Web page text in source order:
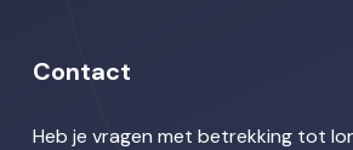
Contact
Heb je vragen met betrekking tot